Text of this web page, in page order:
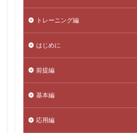
トレーニング編
はじめに
前提編
基本編
応用編